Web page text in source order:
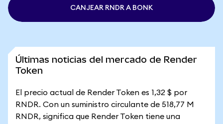
CANJEAR RNDR A BONK
Últimas noticias del mercado de Render
Token
El precio actual de Render Token es 1,32 $ por
RNDR. Con un suministro circulante de 518,77 M
RNDR, significa que Render Token tiene una